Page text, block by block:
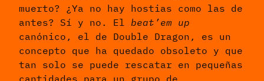
muerto? ¿Ya no hay hostias como las de
antes? Sí y no. El beat’em up
canónico, el de Double Dragon, es un
concepto que ha quedado obsoleto y que
tan solo se puede rescatar en pequeñas